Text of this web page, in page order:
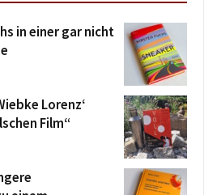
in einer gar nicht
Lorenz‘
Film“